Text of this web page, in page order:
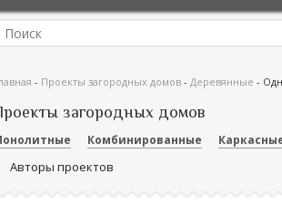
- Проекты загородных домов - Деревянные -
загородных домов
Комбинированные
Авторы проектов